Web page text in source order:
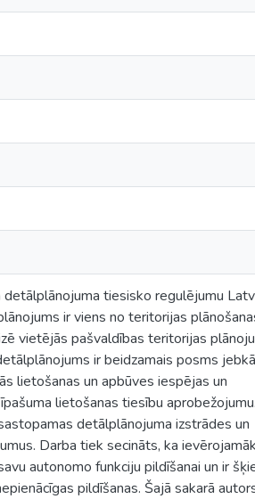
tiesisko regulējumu
ir viens no teritorijas
vietējās pašvaldības teritorijas
ir beidzamais posms
lietošanas un apbūves iespējas un
lietošanas tiesību
detālplānojuma izstrādes un
Darba tiek secināts, ka
autonomo funkciju pildīšanai un ir
pildīšanas. Šajā sakarā